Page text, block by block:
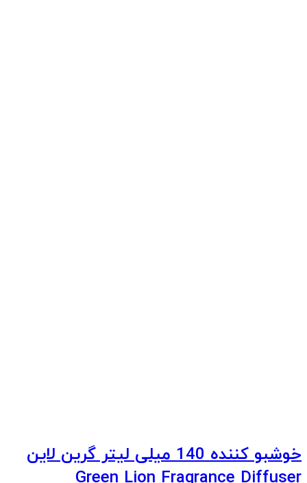
خوشبو کننده 140 میلی لیتر گرین لاین
Green Lion Fragrance Diffuser